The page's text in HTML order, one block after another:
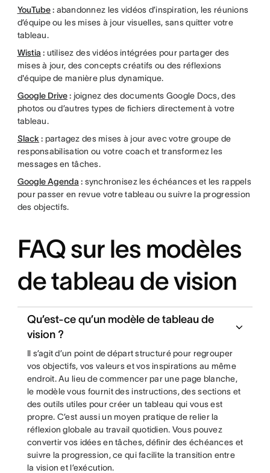
YouTube: abandonnez les vidéos d’inspiration, les réunions
d’équipe ou les mises à jour visuelles, sans quitter votre
tableau.
Wistia : utilisez des vidéos intégrées pour partager des
mises à jour, des concepts créatifs ou des réflexions
d'équipe de manière plus dynamique.
Google Drive: joignez des documents Google Docs, des
photos ou d’autres types de fichiers directement à votre
tableau.
Slack : partagez des mises à jour avec votre groupe de
responsabilisation ou votre coach et transformez les
messages en tâches.
Google Agenda : synchronisez les échéances et les rappels
pour passer en revue votre tableau ou suivre la progression
des objectifs.
FAQ sur les modèles
de tableau de vision
Qu’est-ce qu’un modèle de tableau de
vision ?
Il s’agit d’un point de départ structuré pour regrouper
vos objectifs, vos valeurs et vos inspirations au même
endroit. Au lieu de commencer par une page blanche,
le modèle vous fournit des instructions, des sections et
des outils utiles pour créer un tableau qui vous est
propre. C’est aussi un moyen pratique de relier la
réflexion globale au travail quotidien. Vous pouvez
convertir vos idées en tâches, définir des échéances et
suivre la progression, ce qui facilite la transition entre
la vision et l’exécution.